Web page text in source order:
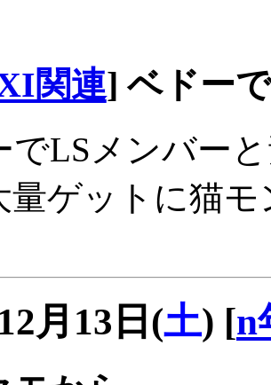
関連] ベドー
でLSメンバー
量ゲットに猫
月13日(土) [n